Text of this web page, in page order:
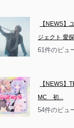
【NEWS】
ジェクト 愛
61件のビュ
【NEWS】
MC　初...
54件のビュ